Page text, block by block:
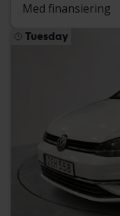
Med finansiering
Tuesday